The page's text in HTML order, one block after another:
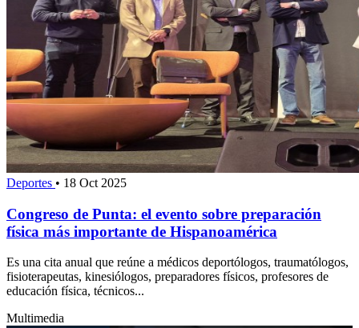
Deportes • 18 Oct 2025
Congreso de Punta: el evento sobre preparación
física más importante de Hispanoamérica
Es una cita anual que reúne a médicos deportólogos, traumatólogos,
fisioterapeutas, kinesiólogos, preparadores físicos, profesores de
educación física, técnicos...
Multimedia